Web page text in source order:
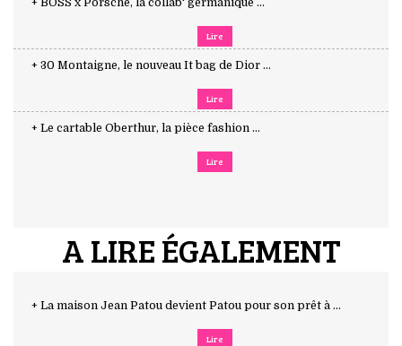
+ BOSS x Porsche, la collab' germanique ...
Lire
+ 30 Montaigne, le nouveau It bag de Dior ...
Lire
+ Le cartable Oberthur, la pièce fashion ...
Lire
A LIRE ÉGALEMENT
+ La maison Jean Patou devient Patou pour son prêt à ...
Lire